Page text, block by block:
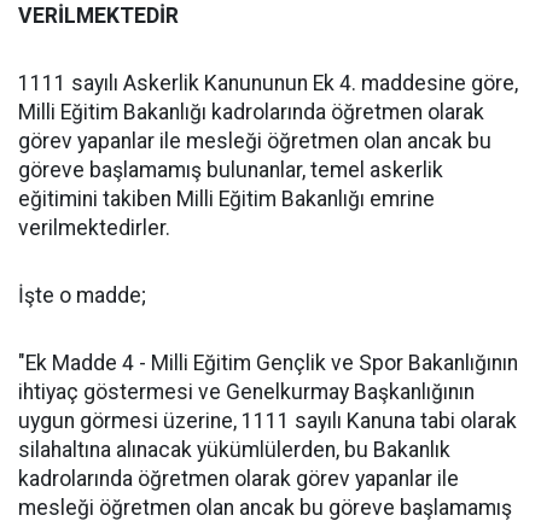
VERİLMEKTEDİR
1111 sayılı Askerlik Kanununun Ek 4. maddesine göre,
Milli Eğitim Bakanlığı kadrolarında öğretmen olarak
görev yapanlar ile mesleği öğretmen olan ancak bu
göreve başlamamış bulunanlar, temel askerlik
eğitimini takiben Milli Eğitim Bakanlığı emrine
verilmektedirler.
İşte o madde;
"Ek Madde 4 - Milli Eğitim Gençlik ve Spor Bakanlığının
ihtiyaç göstermesi ve Genelkurmay Başkanlığının
uygun görmesi üzerine, 1111 sayılı Kanuna tabi olarak
silahaltına alınacak yükümlülerden, bu Bakanlık
kadrolarında öğretmen olarak görev yapanlar ile
mesleği öğretmen olan ancak bu göreve başlamamış